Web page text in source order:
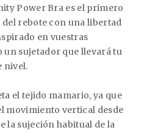
Power Bra es el primero
rebote con una libertad
en vuestras
un sujetador que llevará tu
nivel.
el tejido mamario, ya que
movimiento vertical desde
la sujeción habitual de la